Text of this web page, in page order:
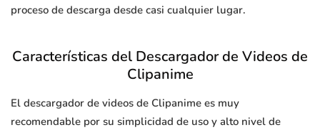
proceso de descarga desde casi cualquier lugar.
Características del Descargador de Videos de
Clipanime
El descargador de videos de Clipanime es muy
recomendable por su simplicidad de uso y alto nivel de